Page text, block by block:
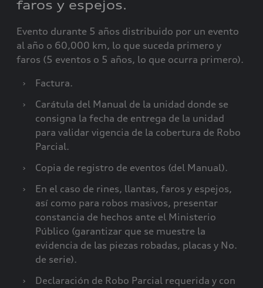
faros y espejos.
Evento durante 5 años distribuido por un evento
al año o 60,000 km, lo que suceda primero y
faros (5 eventos o 5 años, lo que ocurra primero).
›
Factura.
›
Carátula del Manual de la unidad donde se
consigna la fecha de entrega de la unidad
para validar vigencia de la cobertura de Robo
Parcial.
›
Copia de registro de eventos (del Manual).
›
En el caso de rines, llantas, faros y espejos,
así como para robos masivos, presentar
constancia de hechos ante el Ministerio
Público (garantizar que se muestre la
evidencia de las piezas robadas, placas y No.
de serie).
›
Declaración de Robo Parcial requerida y con